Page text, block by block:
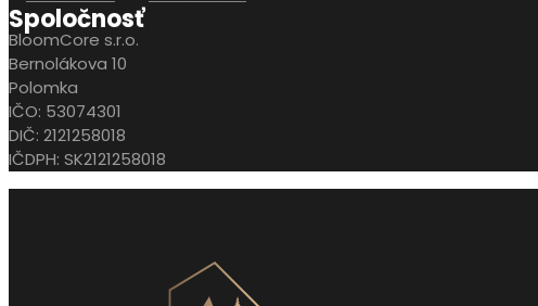
Spoločnosť
BloomCore s.r.o.
Bernolákova 10
Polomka
IČO: 53074301
DIČ: 2121258018
IČDPH: SK2121258018